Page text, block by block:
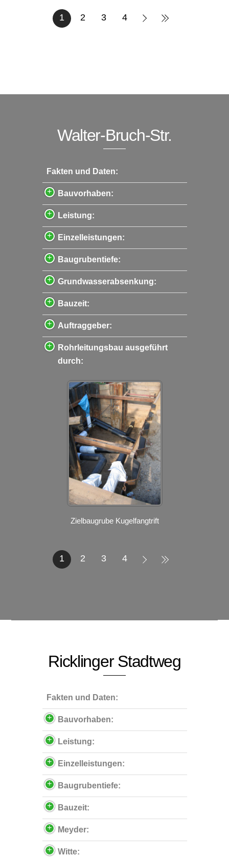
1 2 3 4
Walter-Bruch-Str.
Fakten und Daten:
Bauvorhaben:
Leistung:
Einzelleistungen:
Baugrubentiefe:
Grundwasserabsenkung:
Bauzeit:
Auftraggeber:
Rohrleitungsbau ausgeführt
durch:
Zielbaugrube Kugelfangtrift
1 2 3 4
Ricklinger Stadtweg
Fakten und Daten:
Bauvorhaben:
Leistung:
Einzelleistungen:
Baugrubentiefe:
Bauzeit:
Meyder:
Witte: